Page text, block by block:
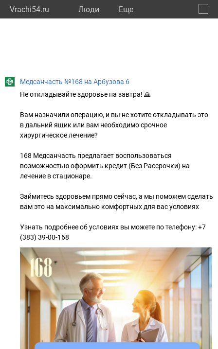
Vrachi54.ru Люди Eще
Медсанчасть №168 на Арбузова 6
Не откладывайте здоровье на завтра! 🙏
Вам назначили операцию, и вы не хотите откладывать это
в дальний ящик или вам необходимо срочное
хирургическое лечение?
168 Медсанчасть предлагает воспользоваться
возможностью оформить кредит (Без Рассрочки) на
лечение в стационаре.
Займитесь здоровьем прямо сейчас, а мы поможем сделать
вам это на максимально комфортных для вас условиях
Узнать подробнее об условиях вы можете по телефону: +7
(383) 39-00-168